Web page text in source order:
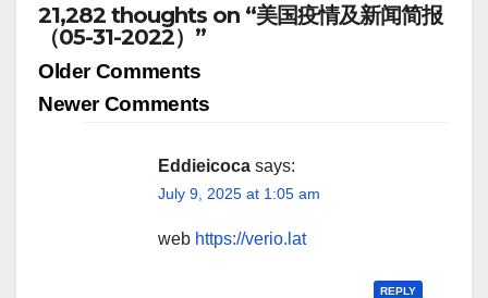
21,282 thoughts on “美国疫情及新闻简报
（05-31-2022）”
Comment
navigation
Older Comments
Newer Comments
Eddieicoca says:
July 9, 2025 at 1:05 am
web https://verio.lat
REPLY